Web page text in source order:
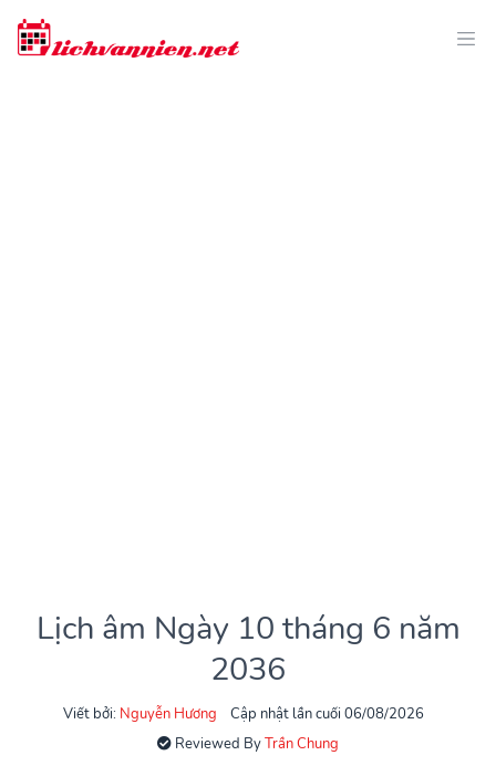
Lịch âm Ngày 10 tháng 6 năm
2036
Viết bởi: Nguyễn Hương
Cập nhật lần cuối 06/08/2026
Reviewed ByTrần Chung